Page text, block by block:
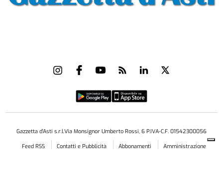
Gazzetta d'Asti s.r.l.Via Monsignor Umberto Rossi, 6 P.IVA-C.F. 01542300056
Feed RSS
Contatti e Pubblicità Abbonamenti
Amministrazione